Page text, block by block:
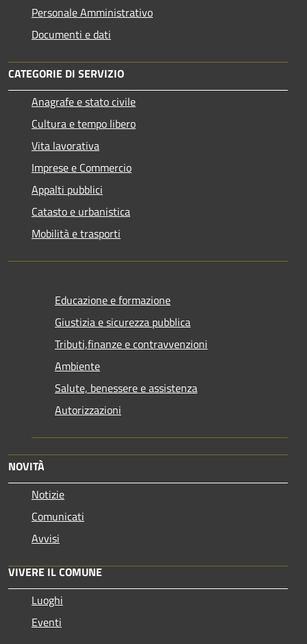
Personale Amministrativo
Documenti e dati
CATEGORIE DI SERVIZIO
Anagrafe e stato civile
Cultura e tempo libero
Vita lavorativa
Imprese e Commercio
Appalti pubblici
Catasto e urbanistica
Mobilità e trasporti
Educazione e formazione
Giustizia e sicurezza pubblica
Tributi,finanze e contravvenzioni
Ambiente
Salute, benessere e assistenza
Autorizzazioni
NOVITÀ
Notizie
Comunicati
Avvisi
VIVERE IL COMUNE
Luoghi
Eventi